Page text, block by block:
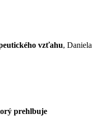
vzťahu, Daniela
prehlbuje